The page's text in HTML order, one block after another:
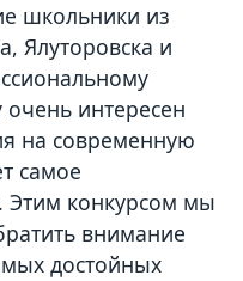
школьники из
Ялуторовска и
интересен
на современную
самое
Этим конкурсом мы
внимание
достойных